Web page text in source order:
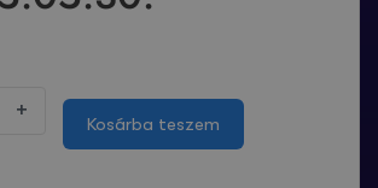
+
Kosárba teszem